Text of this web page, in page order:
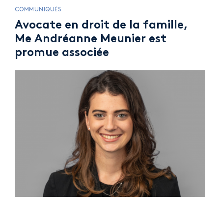
COMMUNIQUÉS
Avocate en droit de la famille,
Me Andréanne Meunier est
promue associée